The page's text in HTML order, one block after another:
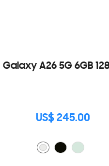
Galaxy A26 5G 6GB
US$ 245.00